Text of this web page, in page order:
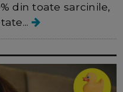
din toate sarcinile,